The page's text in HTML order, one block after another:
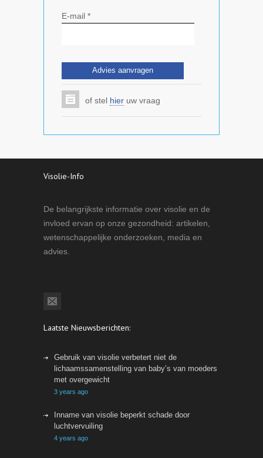
E-mail *
of stel hier uw vraag
Visolie-Info
De belangrijkste informatie over visolie en de
invloed ervan op onze gezondheid: artikelen,
wetenschappelijke onderzoeken, media en
advies.
Laatste Nieuwsberichten:
Gebruik van visolie verbetert niet de
lichaamssamenstelling van baby’s van moeders
met overgewicht
3 years ago
Inname van visolie beperkt schade door
luchtvervuiling
4 years ago